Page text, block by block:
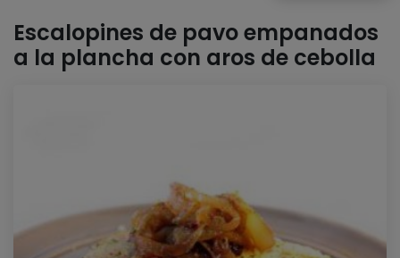
Escalopines de pavo empanados
a la plancha con aros de cebolla